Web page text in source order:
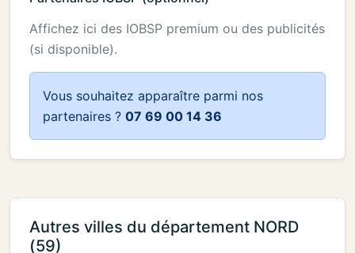
Affichez ici des IOBSP premium ou des publicités
(si disponible).
Vous souhaitez apparaître parmi nos
partenaires ? 07 69 00 14 36
Autres villes du département NORD
(59)